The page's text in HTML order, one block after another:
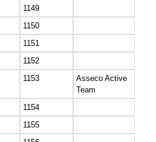
1149
1150
1151
1152
1153
Asseco Active
Team
1154
1155